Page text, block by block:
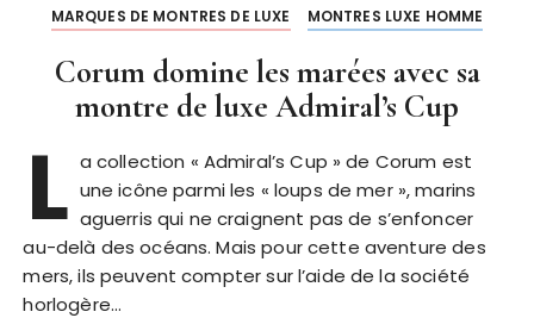
MARQUES DE MONTRES DE LUXE MONTRES LUXE HOMME
Corum domine les marées avec sa
montre de luxe Admiral’s Cup
L a collection « Admiral’s Cup » de Corum est
une icône parmi les « loups de mer », marins
aguerris qui ne craignent pas de s’enfoncer
au-delà des océans. Mais pour cette aventure des
mers, ils peuvent compter sur l’aide de la société
horlogère…